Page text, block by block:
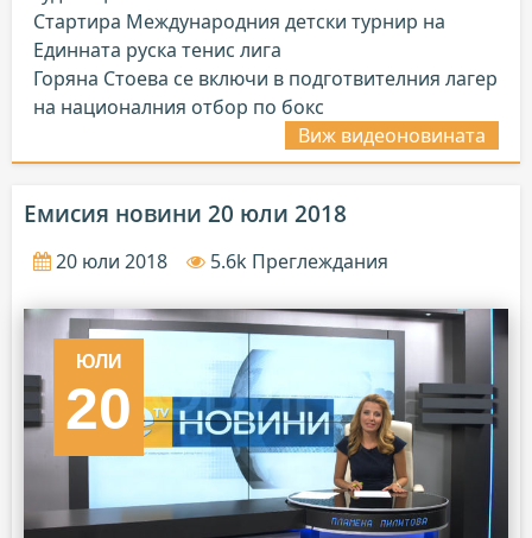
Стартира Международния детски турнир на
Единната руска тенис лига
Горяна Стоева се включи в подготвителния лагер
на националния отбор по бокс
Виж видеоновината
Емисия новини 20 юли 2018
20 юли 2018 5.6k Преглеждания
ЮЛИ
20